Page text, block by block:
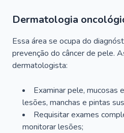
Dermatologia
Essa área se ocupa do
prevenção do câncer de pele.
dermatologista:
Examinar pele, mucosas
lesões, manchas e pintas
Requisitar exames
monitorar lesões;